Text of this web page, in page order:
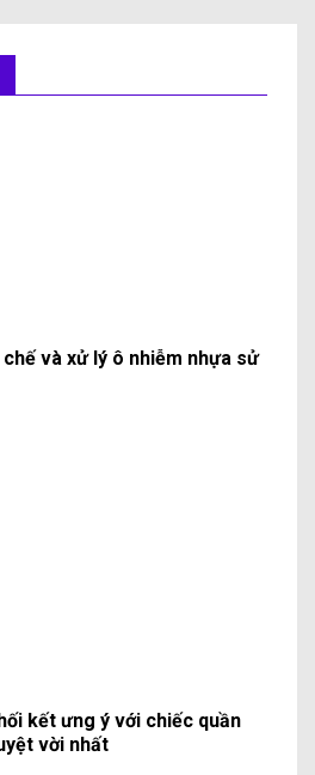
và xử lý ô nhiễm nhựa sử
kết ưng ý với chiếc quần
vời nhất